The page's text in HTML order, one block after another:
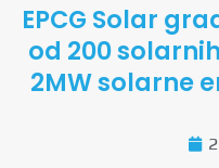
EPCG Solar
od 200
2MW solarne